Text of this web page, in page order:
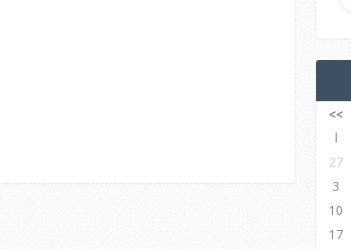
<<
l
27
3
10
17